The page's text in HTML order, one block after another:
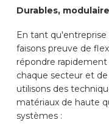
Durables,
En tant
faisons preuve de
répondre
chaque secteur et
utilisons des
matériaux de haute
systèmes :